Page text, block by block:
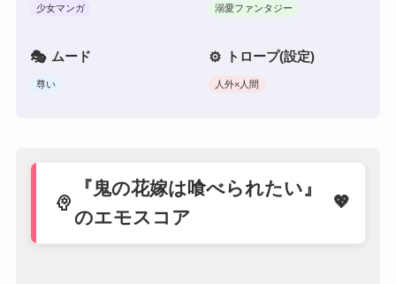
少女マンガ 溺愛ファンタジー
ムード
尊い
トロープ(設定)
人外×人間
psychology
『鬼の花嫁は喰べられたい』
のエモスコア